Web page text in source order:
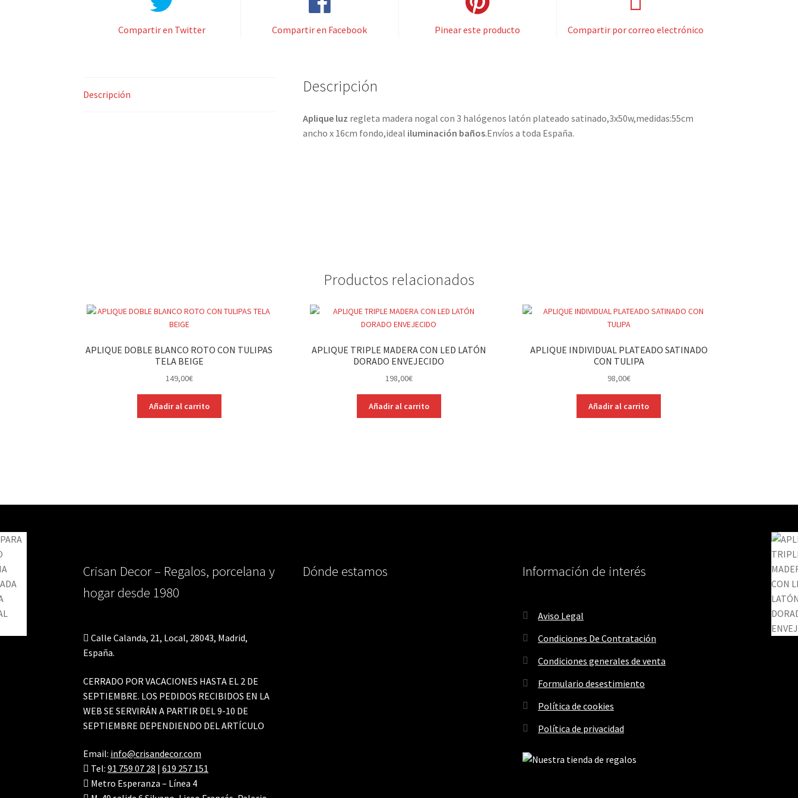
Compartir en Twitter Compartir en Facebook Pinear este producto Compartir por correo electrónico
Descripción Descripción
Aplique luz regleta madera nogal con 3 halógenos latón plateado satinado,3x50w,medidas:55cm
ancho x 16cm fondo,ideal iluminación baños.Envíos a toda España.
Productos relacionados
APLIQUE DOBLE BLANCO ROTO CON TULIPAS
TELA BEIGE
149,00€
Añadir al carrito
APLIQUE TRIPLE MADERA CON LED LATÓN
DORADO ENVEJECIDO
198,00€
Añadir al carrito
APLIQUE INDIVIDUAL PLATEADO SATINADO
CON TULIPA
98,00€
Añadir al carrito
Crisan Decor – Regalos, porcelana y
hogar desde 1980
Calle Calanda, 21, Local, 28043, Madrid,
España.
CERRADO POR VACACIONES HASTA EL 2 DE
SEPTIEMBRE. LOS PEDIDOS RECIBIDOS EN LA
WEB SE SERVIRÁN A PARTIR DEL 9-10 DE
SEPTIEMBRE DEPENDIENDO DEL ARTÍCULO
Email: info@crisandecor.com
Tel:91 759 07 28 |619 257 151
Metro Esperanza – Línea 4
Dónde estamos Información de interés
Aviso Legal
Condiciones De Contratación
Condiciones generales de venta
Formulario desestimiento
Política de cookies
Política de privacidad